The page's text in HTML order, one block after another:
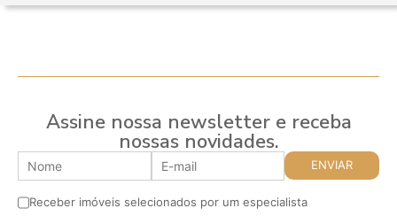
Assine nossa newsletter e receba
nossas novidades.
Receber imóveis selecionados por um especialista